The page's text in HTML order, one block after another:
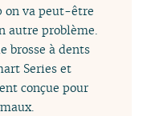
on va peut-être
autre problème.
brosse à dents
Series et
conçue pour